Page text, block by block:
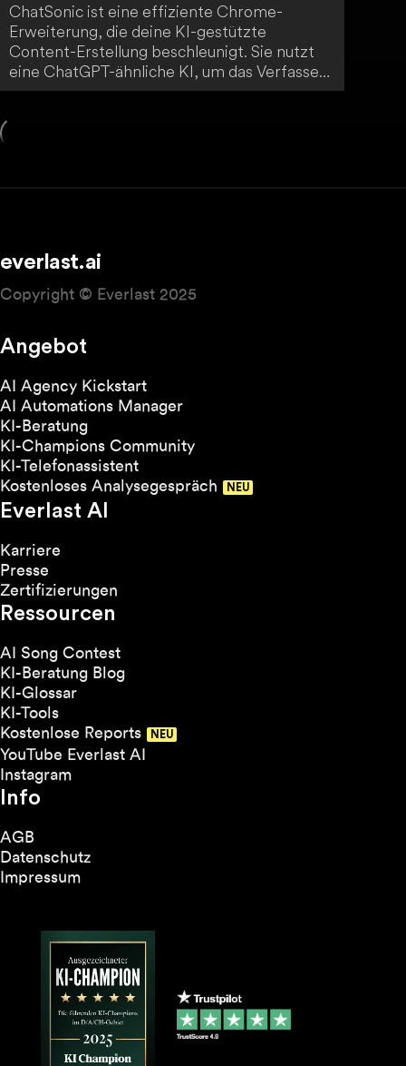
ChatSonic ist eine effiziente Chrome-
Erweiterung, die deine KI-gestützte
Content-Erstellung beschleunigt. Sie nutzt
eine ChatGPT-ähnliche KI, um das Verfassen
von E-Mails, Tweets und LinkedIn-Posts zu
everlast.ai
Copyright © Everlast 2025
Angebot
AI Agency Kickstart
AI Automations Manager
KI-Beratung
KI-Champions Community
KI-Telefonassistent
Kostenloses Analysegespräch
Everlast AI
Karriere
Presse
Zertifizierungen
Ressourcen
AI Song Contest
KI-Beratung Blog
KI-Glossar
KI-Tools
Kostenlose Reports
YouTube Everlast AI
Instagram
Info
AGB
Datenschutz
Impressum